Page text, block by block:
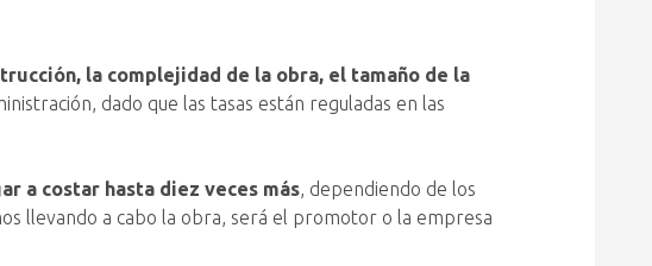
la complejidad de la obra, el tamaño de la
dado que las tasas están reguladas en las
a costar hasta diez veces más, dependiendo de los
llevando a cabo la obra, será el promotor o la empresa